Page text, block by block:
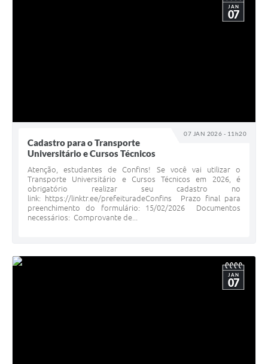
07 JAN 2026 - 11h20
JAN
07
Cadastro para o Transporte
Universitário e Cursos Técnicos
Atenção, estudantes de Confins! Se você vai utilizar o
Transporte Universitário e Cursos Técnicos em 2026, é
obrigatório realizar seu cadastro no
link: https://linktr.ee/prefeituradeConfins Prazo final para
preenchimento do formulário: 15/02/2026 Documentos
necessários: Comprovante de...
JAN
07